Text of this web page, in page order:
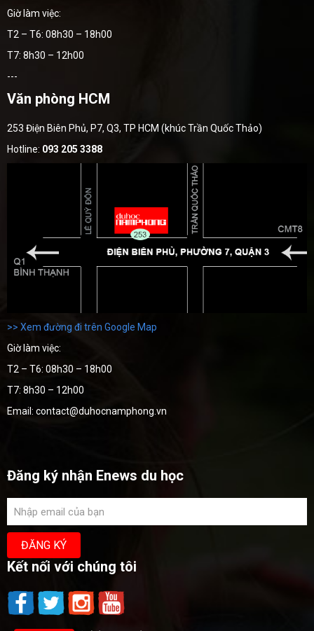
Giờ làm việc:
T2 – T6: 08h30 – 18h00
T7: 8h30 – 12h00
---
Văn phòng HCM
253 Điện Biên Phủ, P7, Q3, TP HCM (khúc Trần Quốc Thảo)
Hotline: 093 205 3388
>> Xem đường đi trên Google Map
Giờ làm việc:
T2 – T6: 08h30 – 18h00
T7: 8h30 – 12h00
Email: contact@duhocnamphong.vn
Đăng ký nhận Enews du học
Kết nối với chúng tôi